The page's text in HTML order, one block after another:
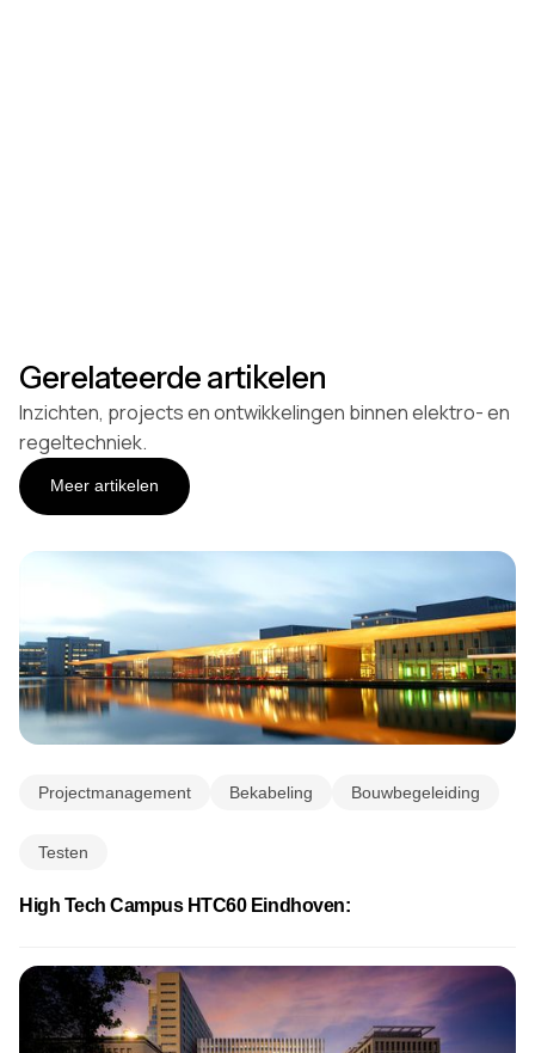
Gerelateerde artikelen
Inzichten, projects en ontwikkelingen binnen elektro- en
regeltechniek.
Meer artikelen
Projectmanagement Bekabeling Bouwbegeleiding
Testen
High Tech Campus HTC60 Eindhoven: